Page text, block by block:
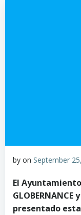
by on September
El
presentado